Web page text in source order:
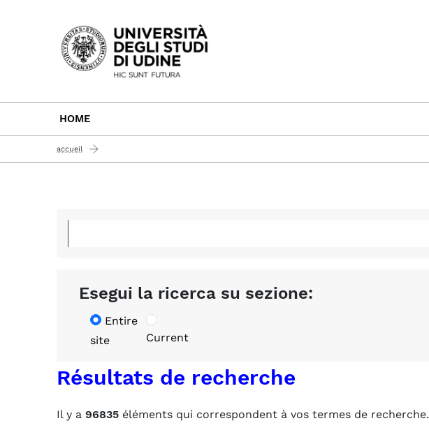
Passa al contenuto principale
HOME
accueil
Esegui la ricerca su sezione:
Entire
site
Current
Résultats de recherche
Il y a 96835 éléments qui correspondent à vos termes de recherche.